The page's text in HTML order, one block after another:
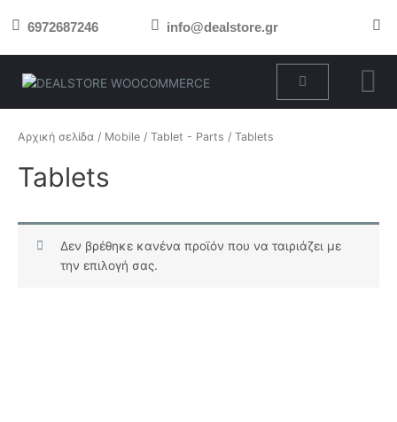
στο 6972687246 info@dealstore.gr
Cart
Αρχική σελίδα / Mobile / Tablet - Parts / Tablets
Tablets
Δεν βρέθηκε κανένα προϊόν που να ταιριάζει με
την επιλογή σας.